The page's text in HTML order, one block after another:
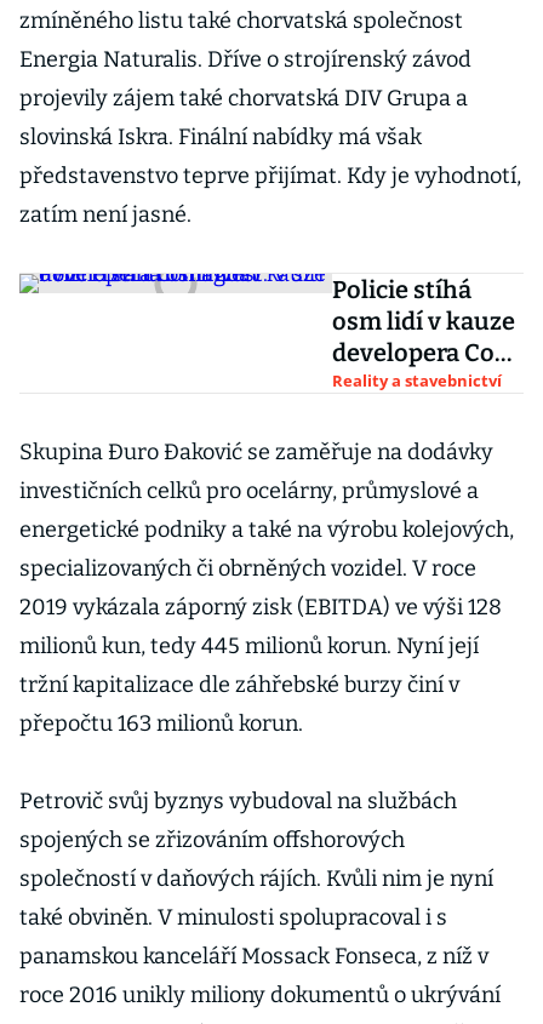
zmíněného listu také chorvatská společnost
Energia Naturalis. Dříve o strojírenský závod
projevily zájem také chorvatská DIV Grupa a
slovinská Iskra. Finální nabídky má však
představenstvo teprve přijímat. Kdy je vyhodnotí,
zatím není jasné.
Policie stíhá
osm lidí v kauze
developera Con
Invest. V síti
magnát
Reality a stavebnictví
Skupina Đuro Đaković se zaměřuje na dodávky
investičních celků pro ocelárny, průmyslové a
energetické podniky a také na výrobu kolejových,
specializovaných či obrněných vozidel. V roce
2019 vykázala záporný zisk (EBITDA) ve výši 128
milionů kun, tedy 445 milionů korun. Nyní její
tržní kapitalizace dle záhřebské burzy činí v
přepočtu 163 milionů korun.
Petrovič svůj byznys vybudoval na službách
spojených se zřizováním offshorových
společností v daňových rájích. Kvůli nim je nyní
také obviněn. V minulosti spolupracoval i s
panamskou kanceláří Mossack Fonseca, z níž v
roce 2016 unikly miliony dokumentů o ukrývání